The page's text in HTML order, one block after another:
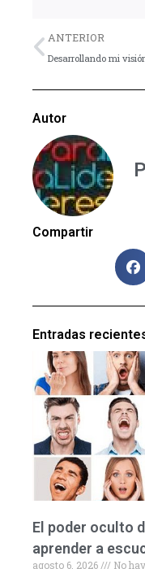
Previo
ANTERIOR
Autor
Compartir
Entradas
El poder oculto
aprender a
agosto 6, 2026
No